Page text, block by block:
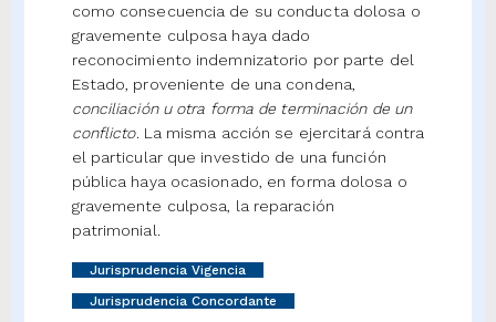
como consecuencia de su conducta dolosa o
gravemente culposa haya dado
reconocimiento indemnizatorio por parte del
Estado, proveniente de una condena,
conciliación u otra forma de terminación de un
conflicto. La misma acción se ejercitará contra
el particular que investido de una función
pública haya ocasionado, en forma dolosa o
gravemente culposa, la reparación
patrimonial.
Jurisprudencia Vigencia
Jurisprudencia Concordante